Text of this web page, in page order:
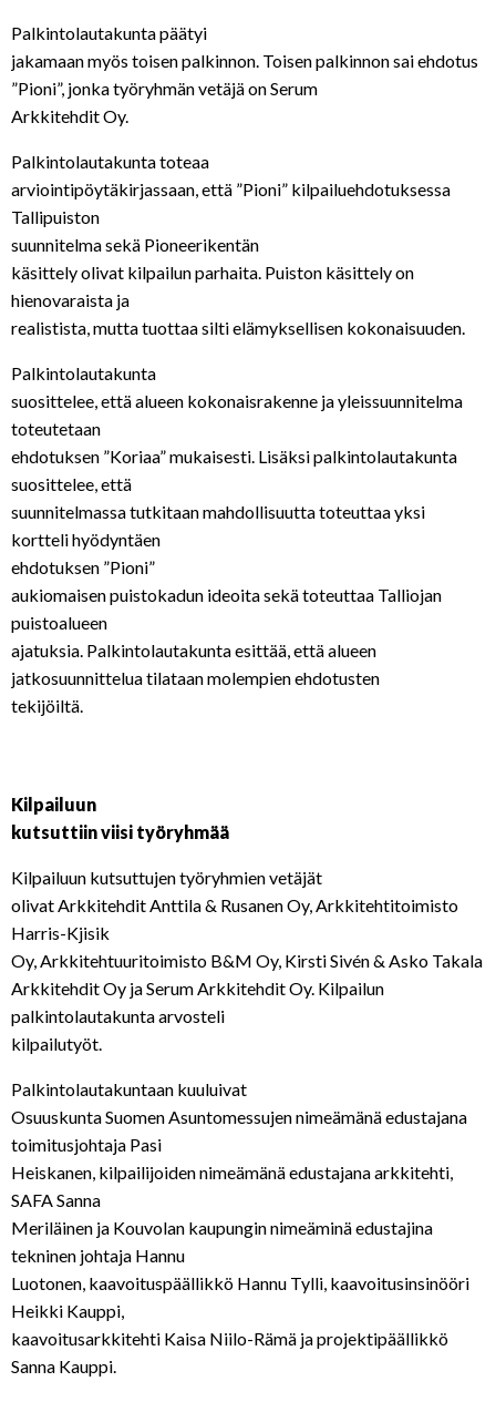
Palkintolautakunta päätyi
jakamaan myös toisen palkinnon. Toisen palkinnon sai ehdotus
”Pioni”, jonka työryhmän vetäjä on Serum
Arkkitehdit Oy.
Palkintolautakunta toteaa
arviointipöytäkirjassaan, että ”Pioni” kilpailuehdotuksessa
Tallipuiston
suunnitelma sekä Pioneerikentän
käsittely olivat kilpailun parhaita. Puiston käsittely on
hienovaraista ja
realistista, mutta tuottaa silti elämyksellisen kokonaisuuden.
Palkintolautakunta
suosittelee, että alueen kokonaisrakenne ja yleissuunnitelma
toteutetaan
ehdotuksen ”Koriaa” mukaisesti. Lisäksi palkintolautakunta
suosittelee, että
suunnitelmassa tutkitaan mahdollisuutta toteuttaa yksi
kortteli hyödyntäen
ehdotuksen ”Pioni”
aukiomaisen puistokadun ideoita sekä toteuttaa Talliojan
puistoalueen
ajatuksia. Palkintolautakunta esittää, että alueen
jatkosuunnittelua tilataan molempien ehdotusten
tekijöiltä.
Kilpailuun
kutsuttiin viisi työryhmää
Kilpailuun kutsuttujen työryhmien vetäjät
olivat Arkkitehdit Anttila & Rusanen Oy, Arkkitehtitoimisto
Harris-Kjisik
Oy, Arkkitehtuuritoimisto B&M Oy, Kirsti Sivén & Asko Takala
Arkkitehdit Oy ja Serum Arkkitehdit Oy. Kilpailun
palkintolautakunta arvosteli
kilpailutyöt.
Palkintolautakuntaan kuuluivat
Osuuskunta Suomen Asuntomessujen nimeämänä edustajana
toimitusjohtaja Pasi
Heiskanen, kilpailijoiden nimeämänä edustajana arkkitehti,
SAFA Sanna
Meriläinen ja Kouvolan kaupungin nimeäminä edustajina
tekninen johtaja Hannu
Luotonen, kaavoituspäällikkö Hannu Tylli, kaavoitusinsinööri
Heikki Kauppi,
kaavoitusarkkitehti Kaisa Niilo-Rämä ja projektipäällikkö
Sanna Kauppi.